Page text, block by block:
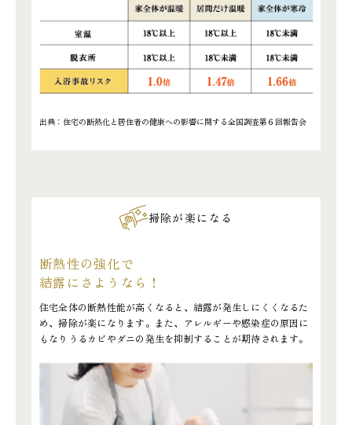
出典：住宅の断熱化と居住者の健康への影響に関する全国調査第６回報告会
掃除が楽になる
断熱性の強化で
結露にさようなら！
住宅全体の断熱性能が高くなると、結露が発生しにくくなるた
め、掃除が楽になります。また、アレルギーや感染症の原因に
もなりうるカビやダニの発生を抑制することが期待されます。